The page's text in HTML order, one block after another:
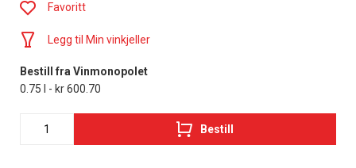
Favoritt
Legg til Min vinkjeller
Bestill fra Vinmonopolet
0.75 l - kr 600.70
Bestill